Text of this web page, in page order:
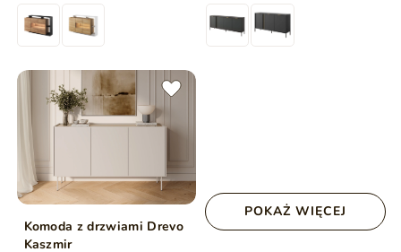
Komoda z drzwiami Drevo
Kaszmir
POKAŻ WIĘCEJ